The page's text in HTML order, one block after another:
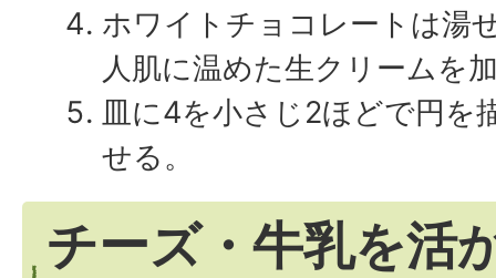
ホワイトチョコレートは湯
人肌に温めた生クリームを
皿に4を小さじ2ほどで円を
せる。
チーズ・牛乳を活